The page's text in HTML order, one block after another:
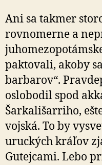
Ani sa takmer
rovnomerne a
paktovali, akoby
barbarov“.
oslobodil spod
Šarkališarriho,
vojská. To by
uruckých kráľov
Gutejcami. Lebo